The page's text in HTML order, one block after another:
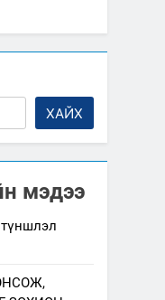
худалдан авах
сум Баян-УУл
кино театрын
ХАЙХ
мэдээ